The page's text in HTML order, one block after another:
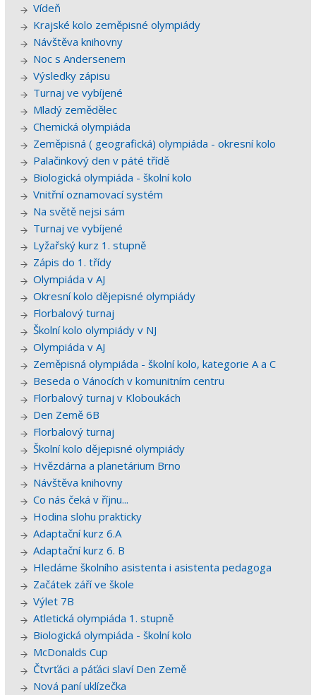
Vídeň
Krajské kolo zeměpisné olympiády
Návštěva knihovny
Noc s Andersenem
Výsledky zápisu
Turnaj ve vybíjené
Mladý zemědělec
Chemická olympiáda
Zeměpisná ( geografická) olympiáda - okresní kolo
Palačinkový den v páté třídě
Biologická olympiáda - školní kolo
Vnitřní oznamovací systém
Na světě nejsi sám
Turnaj ve vybíjené
Lyžařský kurz 1. stupně
Zápis do 1. třídy
Olympiáda v AJ
Okresní kolo dějepisné olympiády
Florbalový turnaj
Školní kolo olympiády v NJ
Olympiáda v AJ
Zeměpisná olympiáda - školní kolo, kategorie A a C
Beseda o Vánocích v komunitním centru
Florbalový turnaj v Kloboukách
Den Země 6B
Florbalový turnaj
Školní kolo dějepisné olympiády
Hvězdárna a planetárium Brno
Návštěva knihovny
Co nás čeká v říjnu...
Hodina slohu prakticky
Adaptační kurz 6.A
Adaptační kurz 6. B
Hledáme školního asistenta i asistenta pedagoga
Začátek září ve škole
Výlet 7B
Atletická olympiáda 1. stupně
Biologická olympiáda - školní kolo
McDonalds Cup
Čtvrťáci a páťáci slaví Den Země
Nová paní uklízečka